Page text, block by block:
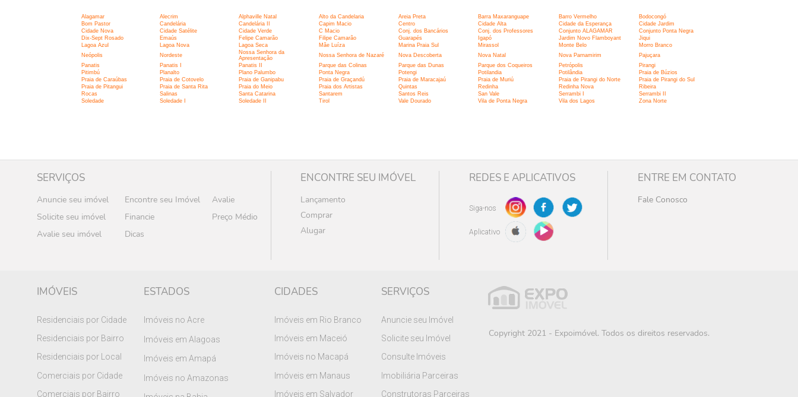
Alagamar Alecrim Alphaville Natal Alto da Candelaria Areia Preta Barra Maxaranguape Barro Vermelho
Bodocongó
Bom Pastor
Candelária Candelária II Capim Macio Centro Cidade Alta Cidade da Esperança
Cidade Jardim
Cidade Nova
Cidade Satélite Cidade Verde C Macio Conj. dos Bancários Conj. dos Professores Conjunto ALAGAMAR
Conjunto Ponta Negra
Dix-Sept Rosado
Emaús Felipe Camarão Filipe Camarão Guarapés Igapó Jardim Novo Flamboyant
Jiqui
Lagoa Azul
Lagoa Nova Lagoa Seca Mãe Luíza Marina Praia Sul Mirassol Monte Belo
Morro Branco
Neópolis
Nordeste
Nossa Senhora da
Apresentação
Nossa Senhora de Nazaré Nova Descoberta Nova Natal Nova Parnamirim
Pajuçara
Panatis
Panatis I Panatis II Parque das Colinas Parque das Dunas Parque dos Coqueiros Petrópolis
Pirangi
Pitimbú
Planalto Plano Palumbo Ponta Negra Potengi Potilandia Potilândia
Praia de Búzios
Praia de Caraúbas
Praia de Cotovelo Praia de Ganipabu Praia de Graçandú Praia de Maracajaú Praia de Muriú Praia de Pirangi do Norte
Praia de Pirangi do Sul
Praia de Pitangui
Praia de Santa Rita Praia do Meio Praia dos Artistas Quintas Redinha Redinha Nova
Ribeira
Rocas
Salinas Santa Catarina Santarem Santos Reis San Vale Serrambi I
Serrambi II
Soledade
Soledade I Soledade II Tirol Vale Dourado Vila de Ponta Negra Vila dos Lagos Zona Norte
SERVIÇOS
Anuncie seu imóvel Encontre seu Imóvel
Avalie
Solicite seu imóvel
Financie
Preço Médio
Avalie seu imóvel
Dicas
ENCONTRE SEU IMÓVEL
Lançamento
Comprar
Alugar
REDES E APLICATIVOS
Siga-nos
Aplicativo
ENTRE EM CONTATO
Fale Conosco
IMÓVEIS
Residenciais por Cidade
Residenciais por Bairro
Residenciais por Local
Comerciais por Cidade
Comerciais por Bairro
ESTADOS
Imóveis no Acre
Imóveis em Alagoas
Imóveis em Amapá
Imóveis no Amazonas
CIDADES
Imóveis em Rio Branco
Imóveis em Maceió
Imóveis no Macapá
Imóveis em Manaus
Imóveis em Salvador
SERVIÇOS
Anuncie seu Imóvel
Solicite seu Imóvel
Consulte Imóveis
Imobiliária Parceiras
Construtoras Parceiras
Copyright 2021 - Expoimóvel. Todos os direitos reservados.